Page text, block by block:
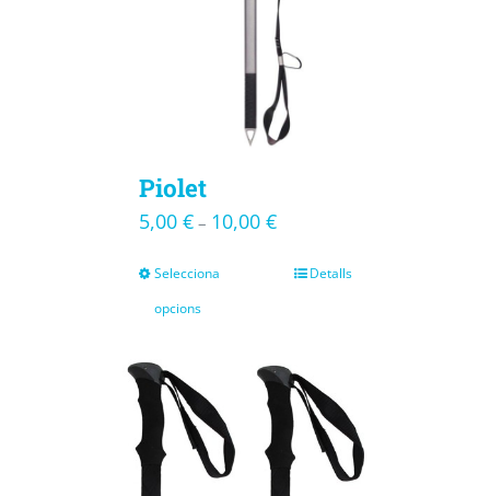
Piolet
5,00 €– 10,00 €
Selecciona
opcions
Detalls